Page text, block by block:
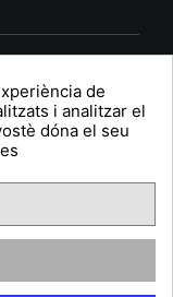
YouTubePinterest
de
i analitzar el
dóna el seu